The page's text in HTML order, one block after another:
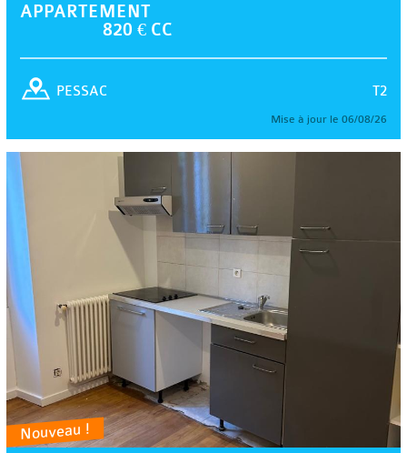
APPARTEMENT
820 € CC
T2
PESSAC
Mise à jour le 06/08/26
Nouveau !